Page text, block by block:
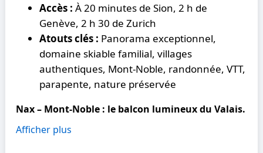
Accès : À 20 minutes de Sion, 2 h de
Genève, 2 h 30 de Zurich
Atouts clés : Panorama exceptionnel,
domaine skiable familial, villages
authentiques, Mont-Noble, randonnée, VTT,
parapente, nature préservée
Nax – Mont-Noble : le balcon lumineux du Valais.
Afficher plus